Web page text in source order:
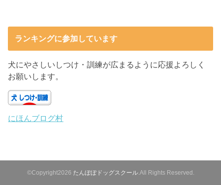
ランキングに参加しています
犬にやさしいしつけ・訓練が広まるように応援よろしく
お願いします。
にほんブログ村
©Copyright2026 たんぽぽドッグスクール.All Rights Reserved.